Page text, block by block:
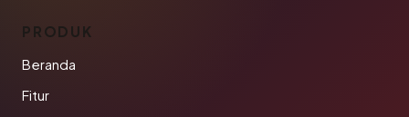
PRODUK
Beranda
Fitur